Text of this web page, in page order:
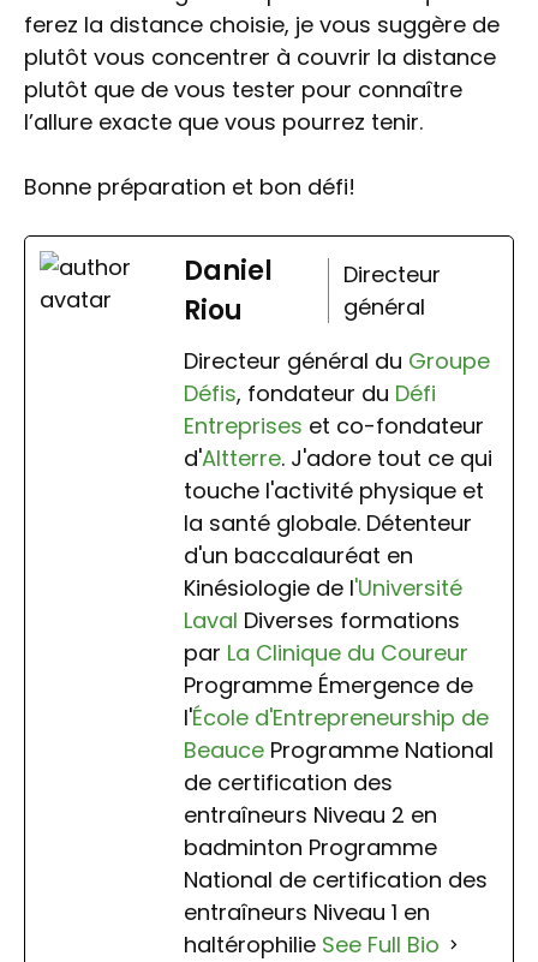
ferez la distance choisie, je vous suggère de
plutôt vous concentrer à couvrir la distance
plutôt que de vous tester pour connaître
l’allure exacte que vous pourrez tenir.
Bonne préparation et bon défi!
Daniel
Riou
Directeur
général
Directeur général du Groupe
Défis, fondateur du Défi
Entreprises et co-fondateur
d'Altterre. J'adore tout ce qui
touche l'activité physique et
la santé globale. Détenteur
d'un baccalauréat en
Kinésiologie de l'Université
Laval Diverses formations
par La Clinique du Coureur
Programme Émergence de
l'École d'Entrepreneurship de
Beauce Programme National
de certification des
entraîneurs Niveau 2 en
badminton Programme
National de certification des
entraîneurs Niveau 1 en
haltérophilie See Full Bio